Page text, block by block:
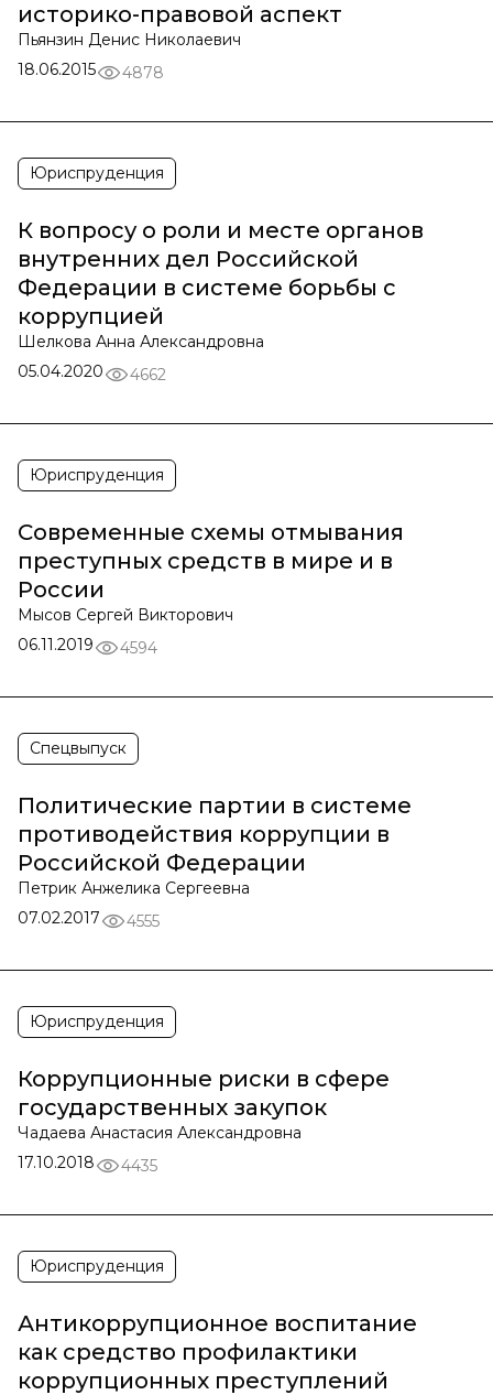
историко-правовой аспект
Пьянзин Денис Николаевич
18.06.2015
4878
Юриспруденция
К вопросу о роли и месте органов
внутренних дел Российской
Федерации в системе борьбы с
коррупцией
Шелкова Анна Александровна
05.04.2020
4662
Юриспруденция
Современные схемы отмывания
преступных средств в мире и в
России
Мысов Сергей Викторович
06.11.2019
4594
Спецвыпуск
Политические партии в системе
противодействия коррупции в
Российской Федерации
Петрик Анжелика Сергеевна
07.02.2017
4555
Юриспруденция
Коррупционные риски в сфере
государственных закупок
Чадаева Анастасия Александровна
17.10.2018
4435
Юриспруденция
Антикоррупционное воспитание
как средство профилактики
коррупционных преступлений